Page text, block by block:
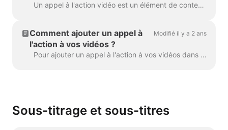
Un appel à l'action vidéo est un élément de contenu qui incite votre spectateur à effectuer une certaine action après avoir regardé votre vidéo. Il peut s'agir (mais ...
Comment ajouter un appel à
l'action à vos vidéos ?
Modifié il y a 2 ans
Pour ajouter un appel à l'action à vos vidéos dans Wave.video, cliquez sur le signe "Ajouter un appel à l'action" sur la timeline. Il sera disponible dans la section ...
Sous-titrage et sous-titres